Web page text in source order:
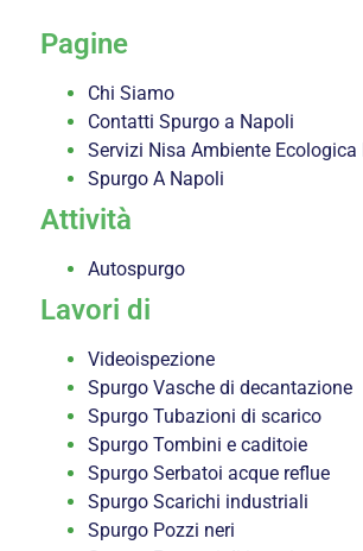
Pagine
Chi Siamo
Contatti Spurgo a Napoli
Servizi Nisa Ambiente Ecologica
Spurgo A Napoli
Attività
Autospurgo
Lavori di
Videoispezione
Spurgo Vasche di decantazione
Spurgo Tubazioni di scarico
Spurgo Tombini e caditoie
Spurgo Serbatoi acque reflue
Spurgo Scarichi industriali
Spurgo Pozzi neri